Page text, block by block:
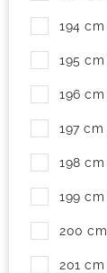
194 cm
195 cm
196 cm
197 cm
198 cm
199 cm
200 cm
201 cm